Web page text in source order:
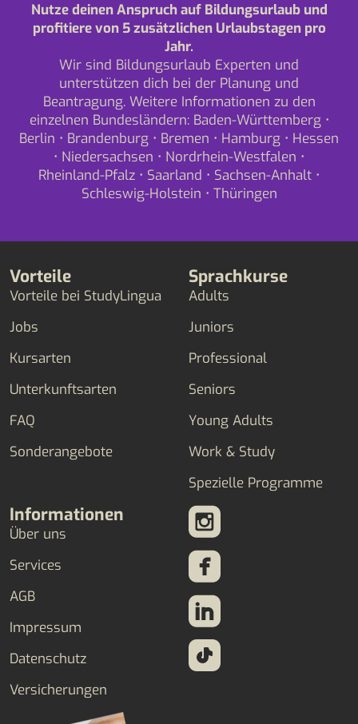
Nutze deinen Anspruch auf Bildungsurlaub und
profitiere von 5 zusätzlichen Urlaubstagen pro
Jahr.
Wir sind Bildungsurlaub Experten und
unterstützen dich bei der Planung und
Beantragung. Weitere Informationen zu den
einzelnen Bundesländern: Baden-Württemberg•
Berlin • Brandenburg • Bremen • Hamburg • Hessen
• Niedersachsen • Nordrhein-Westfalen •
Rheinland-Pfalz • Saarland • Sachsen-Anhalt •
Schleswig-Holstein • Thüringen
Vorteile
Vorteile bei StudyLingua
Jobs
Kursarten
Unterkunftsarten
FAQ
Sonderangebote
Sprachkurse
Adults
Juniors
Professional
Seniors
Young Adults
Work & Study
Spezielle Programme
Informationen
Über uns
Services
AGB
Impressum
Datenschutz
Versicherungen